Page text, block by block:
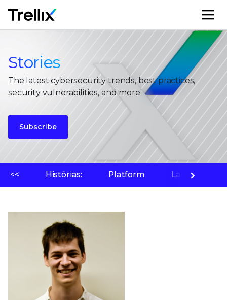
Stories
The latest cybersecurity trends, best practices,
security vulnerabilities, and more
Subscribe
<< Histórias: Platform Laboratório